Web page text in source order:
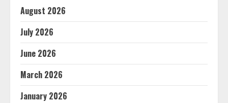
August 2026
July 2026
June 2026
March 2026
January 2026